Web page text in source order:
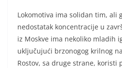
Lokomotiva ima solidan tim, ali
nedostatak koncentracije u
iz Moskve ima nekoliko mladih
uključujući brzonogog krilnog
Rostov, sa druge strane, koristi